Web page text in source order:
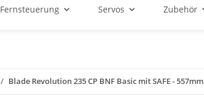
Fernsteuerung Servos Zubehör
Blade Revolution 235 CP BNF Basic mit SAFE - 557mm